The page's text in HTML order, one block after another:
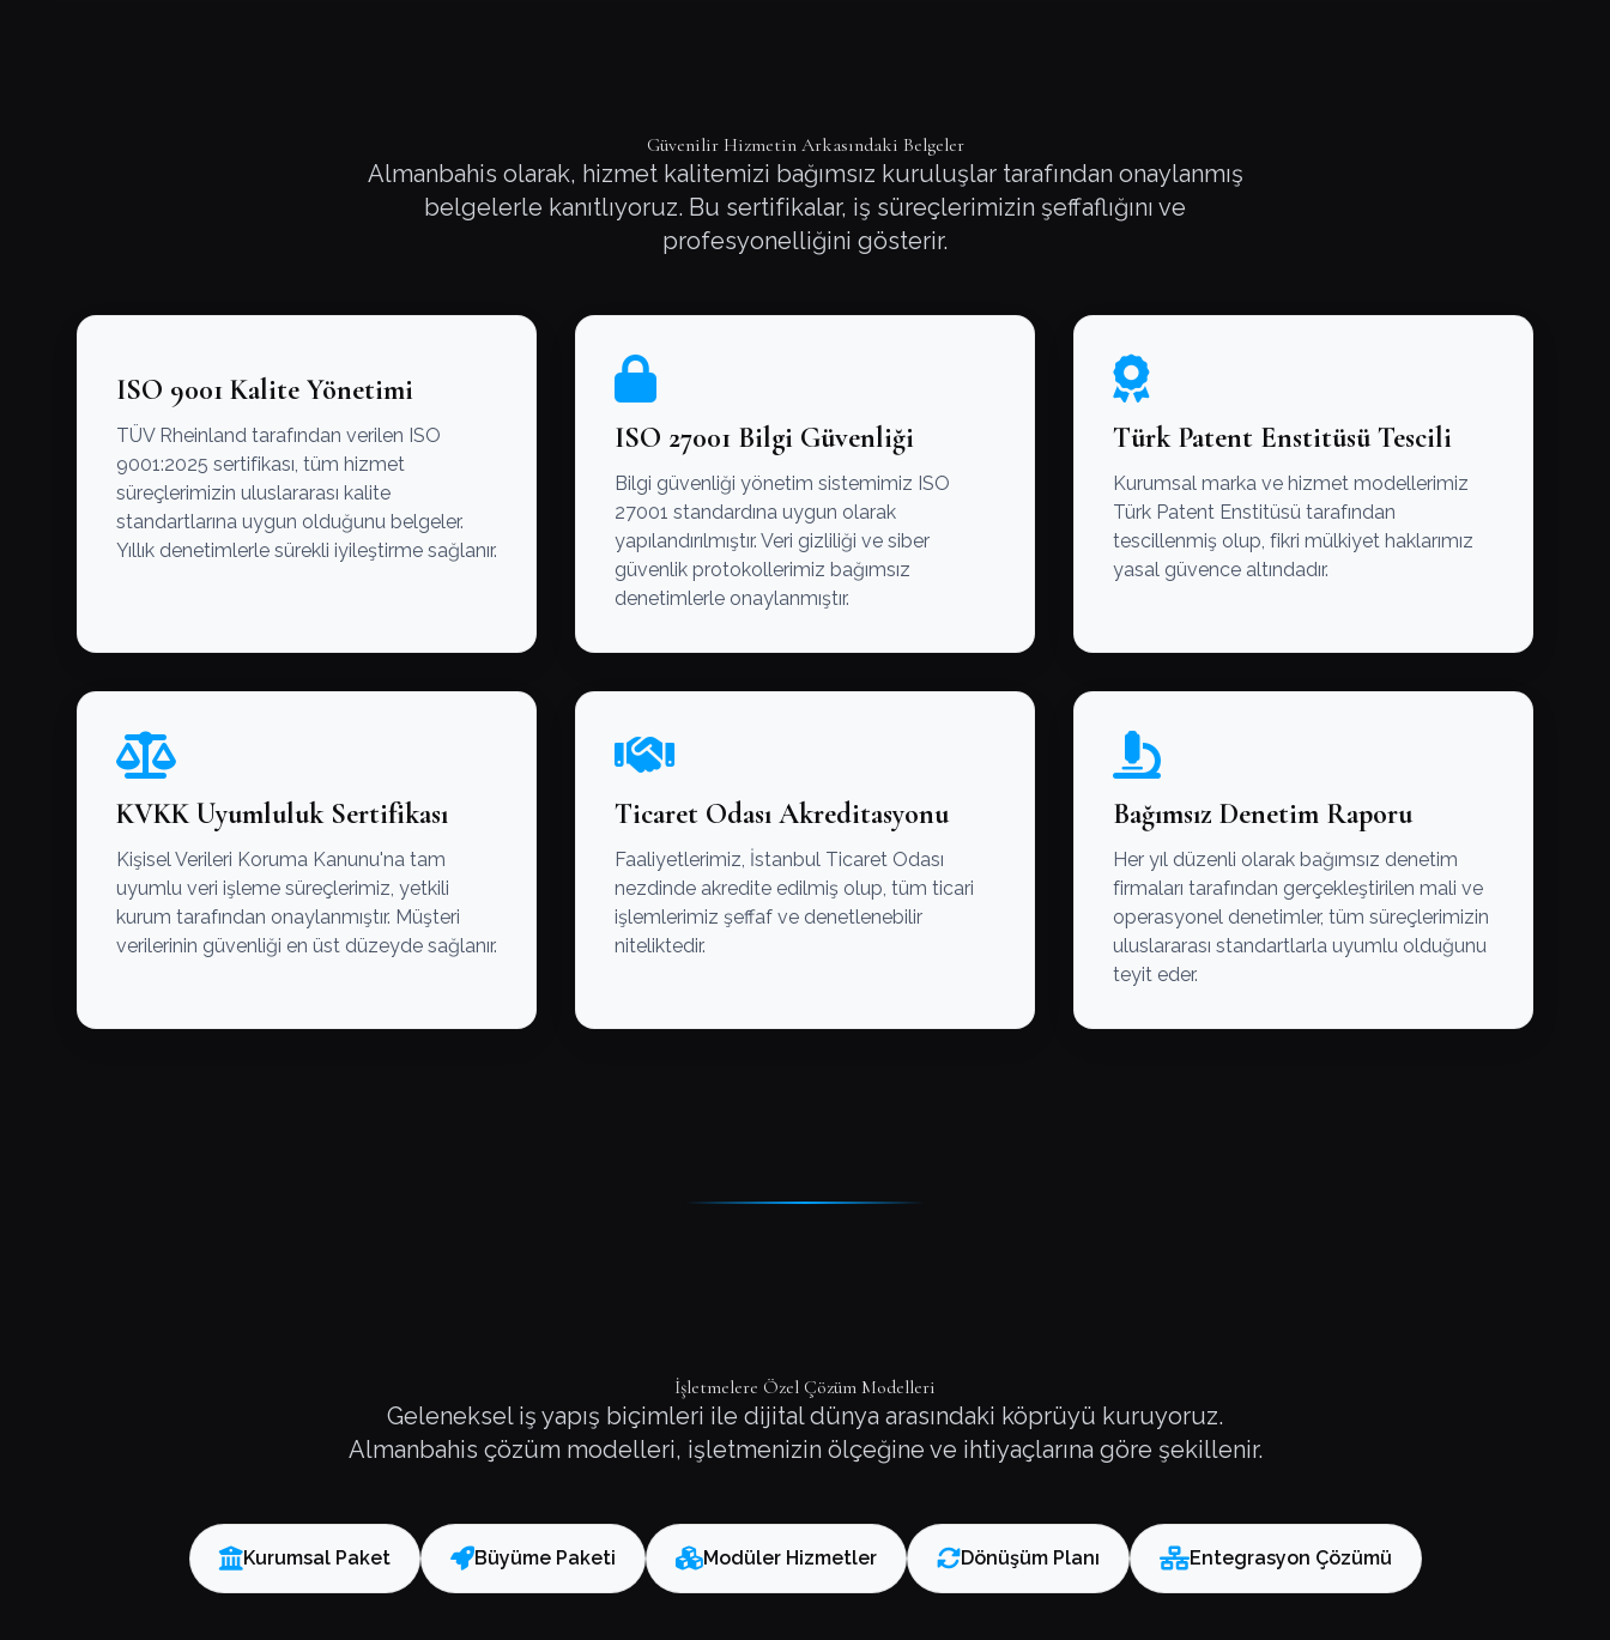
Güvenilir Hizmetin Arkasındaki Belgeler
Almanbahis olarak, hizmet kalitemizi bağımsız kuruluşlar tarafından onaylanmış
belgelerle kanıtlıyoruz. Bu sertifikalar, iş süreçlerimizin şeffaflığını ve
profesyonelliğini gösterir.
ISO 9001 Kalite Yönetimi
TÜV Rheinland tarafından verilen ISO
9001:2025 sertifikası, tüm hizmet
süreçlerimizin uluslararası kalite
standartlarına uygun olduğunu belgeler.
Yıllık denetimlerle sürekli iyileştirme sağlanır.
ISO 27001 Bilgi Güvenliği
Bilgi güvenliği yönetim sistemimiz ISO
27001 standardına uygun olarak
yapılandırılmıştır. Veri gizliliği ve siber
güvenlik protokollerimiz bağımsız
denetimlerle onaylanmıştır.
Türk Patent Enstitüsü Tescili
Kurumsal marka ve hizmet modellerimiz
Türk Patent Enstitüsü tarafından
tescillenmiş olup, fikri mülkiyet haklarımız
yasal güvence altındadır.
KVKK Uyumluluk Sertifikası
Kişisel Verileri Koruma Kanunu'na tam
uyumlu veri işleme süreçlerimiz, yetkili
kurum tarafından onaylanmıştır. Müşteri
verilerinin güvenliği en üst düzeyde sağlanır.
Ticaret Odası Akreditasyonu
Faaliyetlerimiz, İstanbul Ticaret Odası
nezdinde akredite edilmiş olup, tüm ticari
işlemlerimiz şeffaf ve denetlenebilir
niteliktedir.
Bağımsız Denetim Raporu
Her yıl düzenli olarak bağımsız denetim
firmaları tarafından gerçekleştirilen mali ve
operasyonel denetimler, tüm süreçlerimizin
uluslararası standartlarla uyumlu olduğunu
teyit eder.
İşletmelere Özel Çözüm Modelleri
Geleneksel iş yapış biçimleri ile dijital dünya arasındaki köprüyü kuruyoruz.
Almanbahis çözüm modelleri, işletmenizin ölçeğine ve ihtiyaçlarına göre şekillenir.
Kurumsal Paket Büyüme Paketi Modüler Hizmetler Dönüşüm Planı Entegrasyon Çözümü